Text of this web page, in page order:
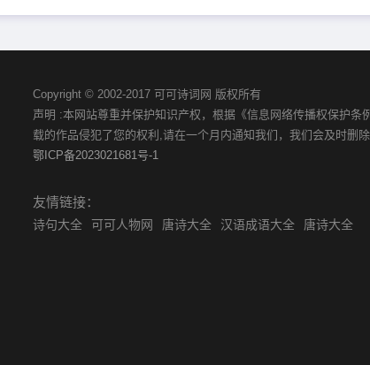
Copyright © 2002-2017 可可诗词网 版权所有
声明 :本网站尊重并保护知识产权，根据《信息网络传播权保护条
载的作品侵犯了您的权利,请在一个月内通知我们，我们会及时删除
鄂ICP备2023021681号-1
友情链接：
诗句大全 可可人物网 唐诗大全 汉语成语大全 唐诗大全